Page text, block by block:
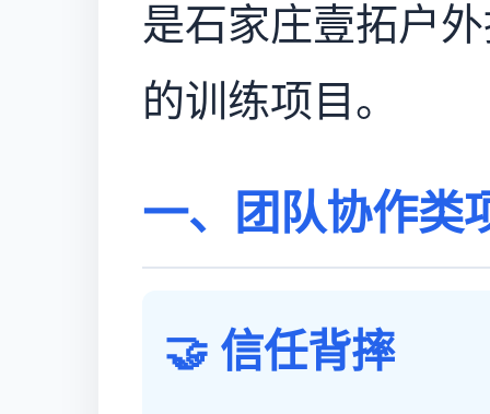
是石家庄壹拓户
的训练项目。
一、团队协作类
🤝 信任背摔